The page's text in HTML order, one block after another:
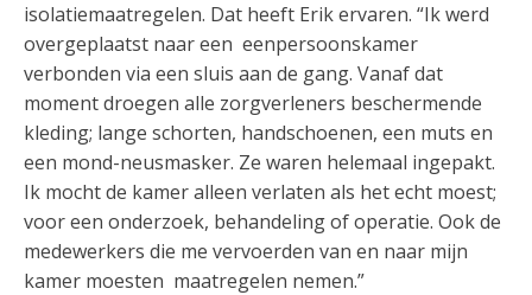
isolatiemaatregelen. Dat heeft Erik ervaren. “Ik werd
overgeplaatst naar een eenpersoonskamer
verbonden via een sluis aan de gang. Vanaf dat
moment droegen alle zorgverleners beschermende
kleding; lange schorten, handschoenen, een muts en
een mond-neusmasker. Ze waren helemaal ingepakt.
Ik mocht de kamer alleen verlaten als het echt moest;
voor een onderzoek, behandeling of operatie. Ook de
medewerkers die me vervoerden van en naar mijn
kamer moesten maatregelen nemen.”